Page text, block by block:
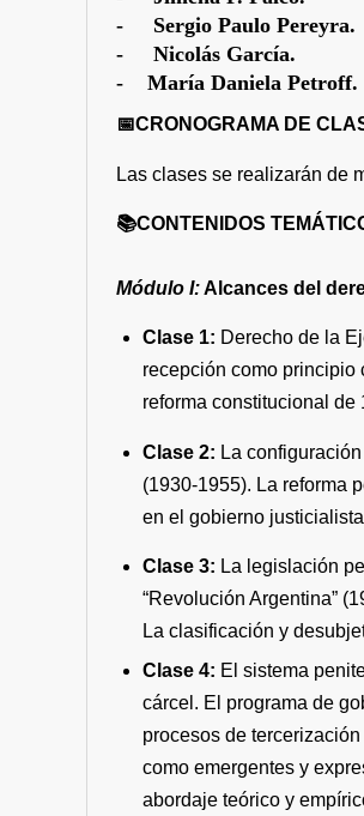
- Sergio Paulo Pereyra.
- Nicolás García.
- María Daniela Petroff.
📅CRONOGRAMA DE
Las clases se realizarán de
📚CONTENIDOS
Módulo I:Alcances del
Clase 1: Derecho de la
recepción como
reforma constitucional
Clase 2: La
(1930-1955). La reforma
en el gobierno
Clase 3: La legislación
“Revolución Argentina”
La clasificación y
Clase 4: El sistema
cárcel. El programa de
procesos de
como emergentes y
abordaje teórico y